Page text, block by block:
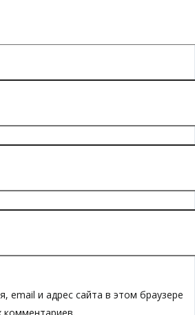
email и адрес сайта в этом браузере